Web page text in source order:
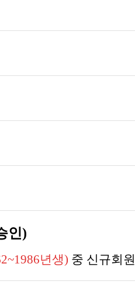
인)
년생) 중 신규회원